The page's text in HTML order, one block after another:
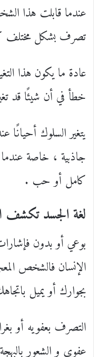
عندما قابلت هذا
تصرف بشكل مختلف
عادة ما يكون هذا
خطأ في أن شيئًا قد
يتغير السلوك
جاذبية ، خاصة
كامل أو حب .
لغة الجسد تكشف
بوعي أو بدون
الإنسان فالشخص
بجوارك أو يميل
التصرف بعفويه أو
عفوي و الشعور